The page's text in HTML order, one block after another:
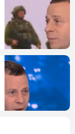
וידאו
חדשות